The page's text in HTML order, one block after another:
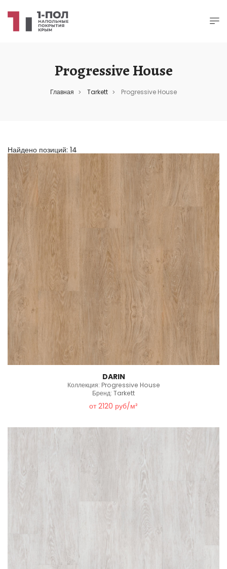
Progressive House
Главная > Tarkett > Progressive House
Найдено позиций: 14
DARIN
Коллекция: Progressive House
Бренд: Tarkett
от 2120 руб/м²